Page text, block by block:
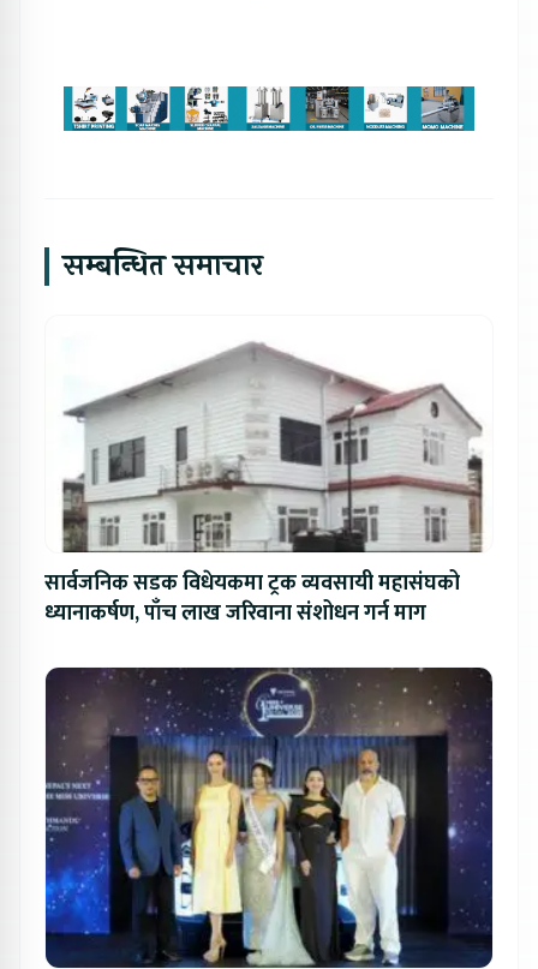
सम्बन्धित समाचार
सार्वजनिक सडक विधेयकमा ट्रक व्यवसायी महासंघको
ध्यानाकर्षण, पाँच लाख जरिवाना संशोधन गर्न माग